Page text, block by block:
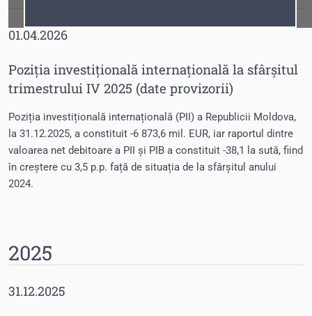
01.04.2026
Poziția investițională internațională la sfârșitul
trimestrului IV 2025 (date provizorii)
Poziția investițională internațională (PII) a Republicii Moldova,
la 31.12.2025, a constituit -6 873,6 mil. EUR, iar raportul dintre
valoarea net debitoare a PII și PIB a constituit -38,1 la sută, fiind
în creștere cu 3,5 p.p. față de situația de la sfârșitul anului
2024.
2025
31.12.2025